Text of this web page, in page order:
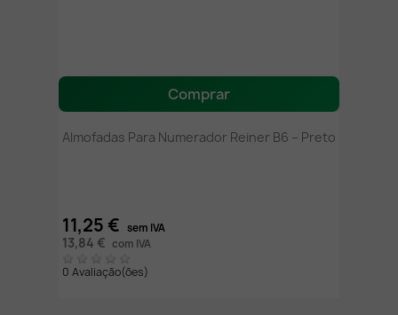
Comprar
Almofadas Para Numerador Reiner B6 – Preto
11,25 € sem IVA
13,84 € com IVA
0 Avaliação(ões)